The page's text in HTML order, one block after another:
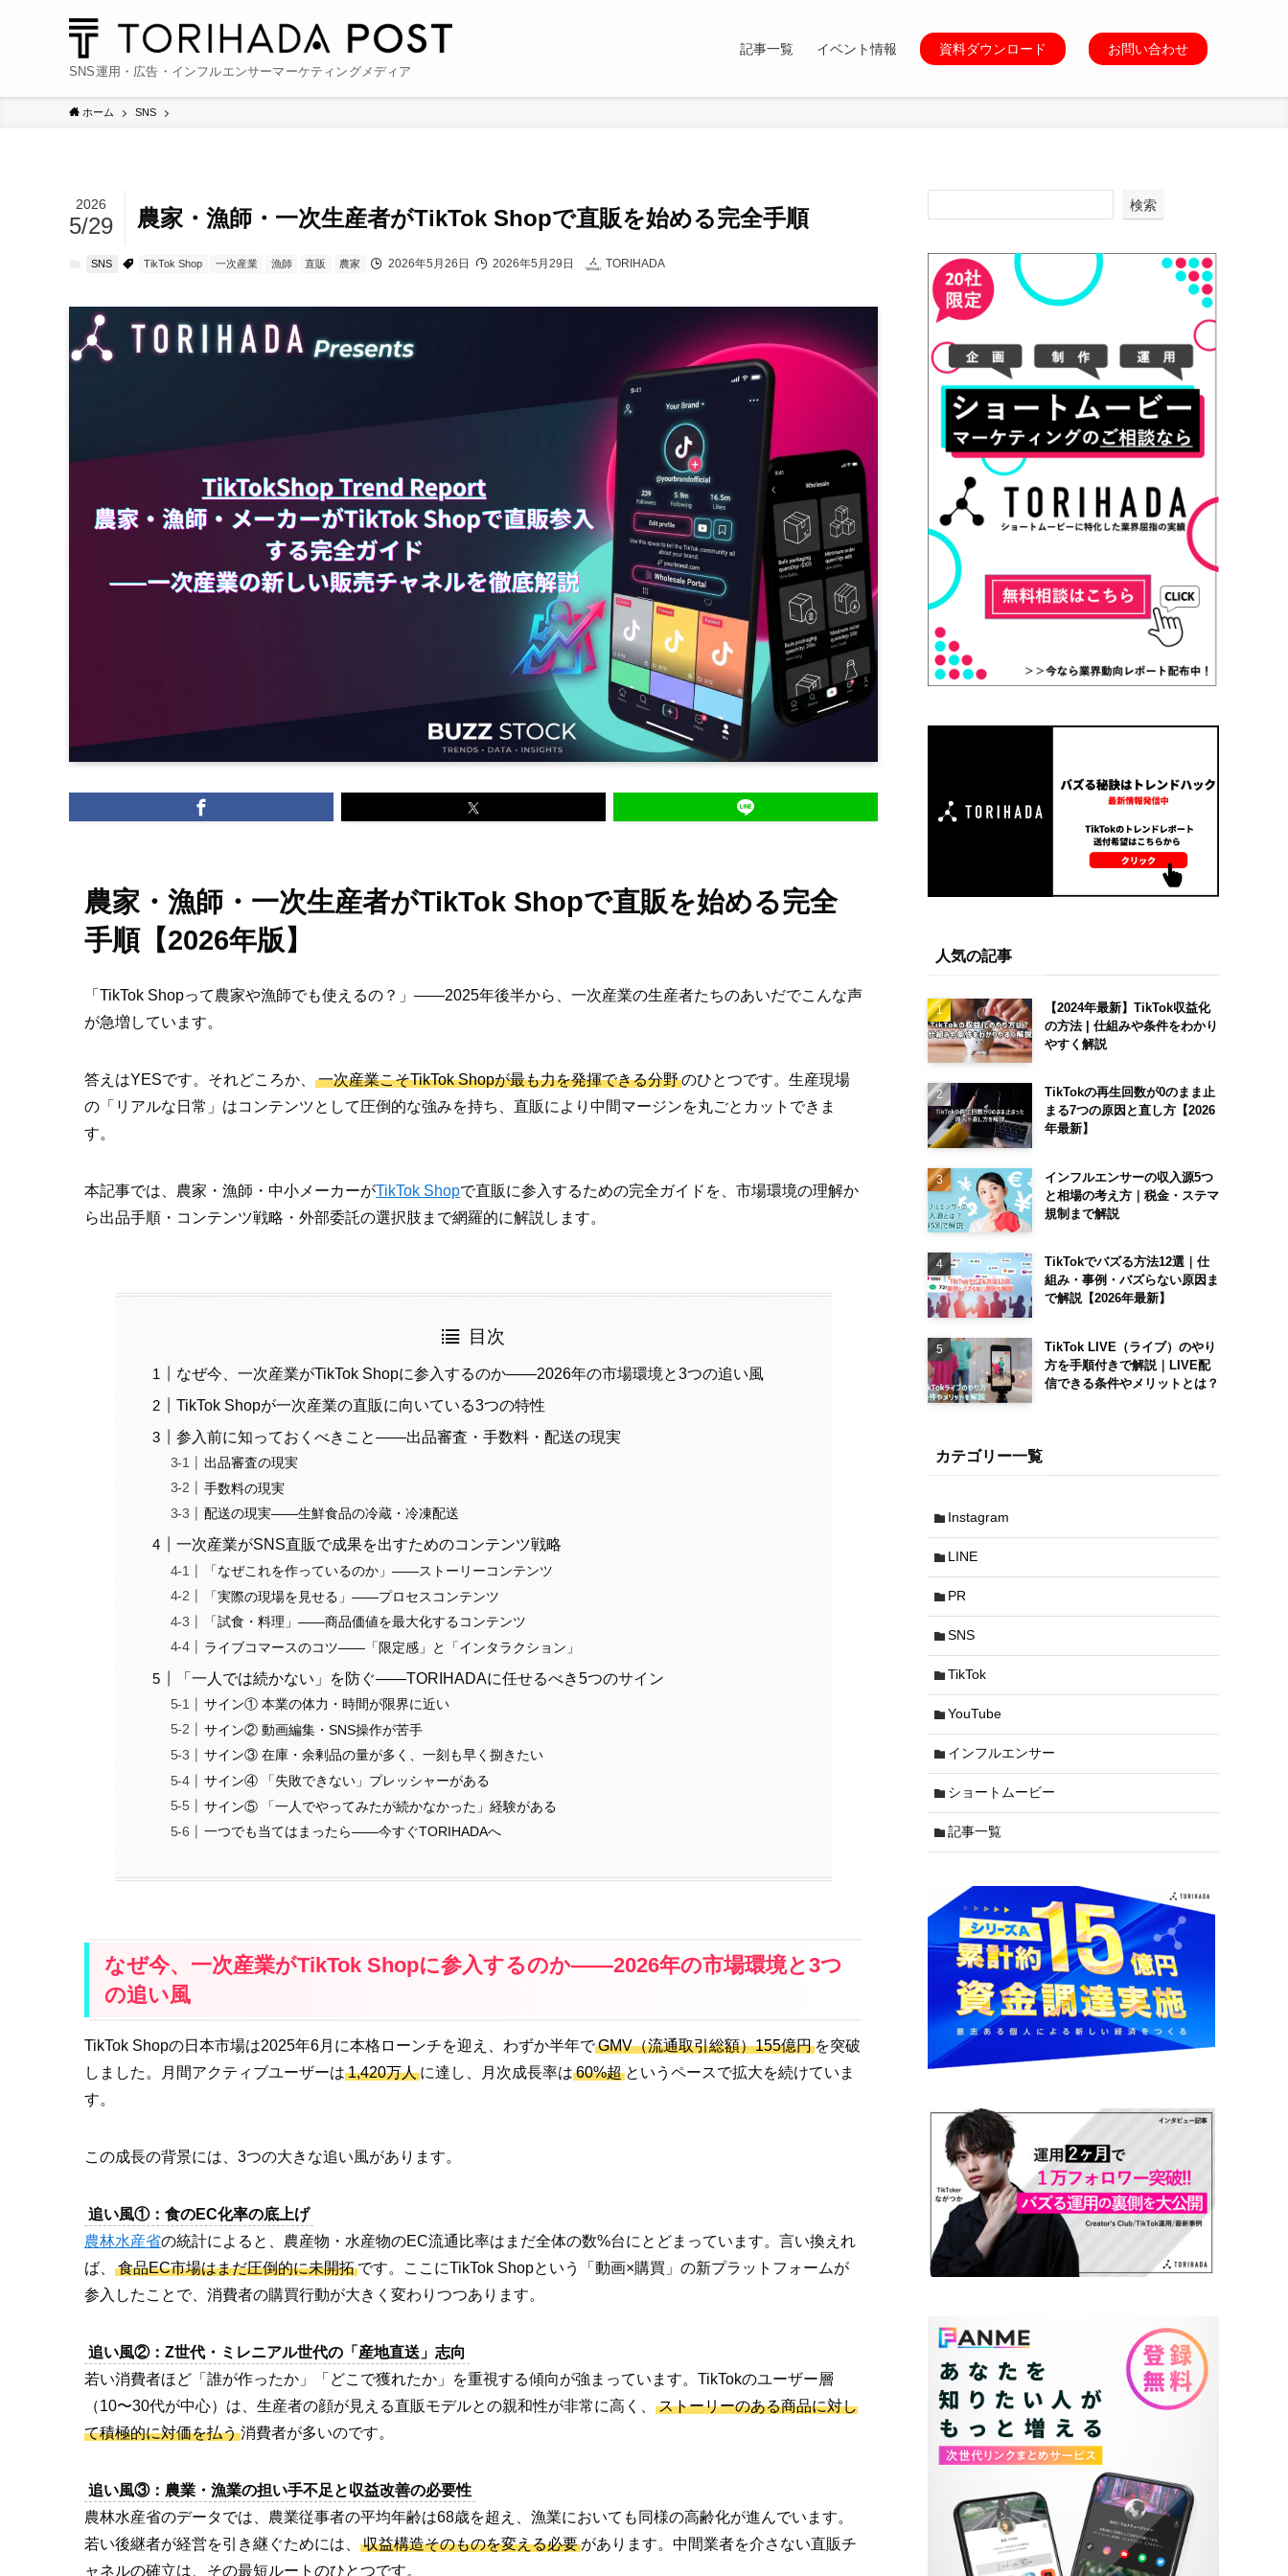
SNS運用・広告・インフルエンサーマーケティングメディア
記事一覧 イベント情報 資料ダウンロード お問い合わせ
ホーム SNS
農家・漁師・一次生産者がTikTok Shopで直販を始める完全手順
2026
5/29
SNS TikTok Shop 一次産業 漁師 直販 農家 2026年5月26日 2026年5月29日 TORIHADA
農家・漁師・一次生産者がTikTok Shopで直販を始める完全
手順【2026年版】
「TikTok Shopって農家や漁師でも使えるの？」——2025年後半から、一次産業の生産者たちのあいだでこんな声
が急増しています。
答えはYESです。それどころか、 一次産業こそTikTok Shopが最も力を発揮できる分野のひとつです。生産現場
の「リアルな日常」はコンテンツとして圧倒的な強みを持ち、直販により中間マージンを丸ごとカットできま
す。
本記事では、農家・漁師・中小メーカーがTikTok Shopで直販に参入するための完全ガイドを、市場環境の理解か
ら出品手順・コンテンツ戦略・外部委託の選択肢まで網羅的に解説します。
目次
なぜ今、一次産業がTikTok Shopに参入するのか——2026年の市場環境と3つの追い風
TikTok Shopが一次産業の直販に向いている3つの特性
参入前に知っておくべきこと——出品審査・手数料・配送の現実
出品審査の現実
手数料の現実
配送の現実——生鮮食品の冷蔵・冷凍配送
一次産業がSNS直販で成果を出すためのコンテンツ戦略
「なぜこれを作っているのか」——ストーリーコンテンツ
「実際の現場を見せる」——プロセスコンテンツ
「試食・料理」——商品価値を最大化するコンテンツ
ライブコマースのコツ——「限定感」と「インタラクション」
「一人では続かない」を防ぐ——TORIHADAに任せるべき5つのサイン
サイン① 本業の体力・時間が限界に近い
サイン② 動画編集・SNS操作が苦手
サイン③ 在庫・余剰品の量が多く、一刻も早く捌きたい
サイン④ 「失敗できない」プレッシャーがある
サイン⑤ 「一人でやってみたが続かなかった」経験がある
一つでも当てはまったら——今すぐTORIHADAへ
なぜ今、一次産業がTikTok Shopに参入するのか——2026年の市場環境と3つ
の追い風
TikTok Shopの日本市場は2025年6月に本格ローンチを迎え、わずか半年でGMV（流通取引総額）155億円 を突破
しました。月間アクティブユーザーは 1,420万人 に達し、月次成長率は 60%超 というペースで拡大を続けていま
す。
この成長の背景には、3つの大きな追い風があります。
追い風①：食のEC化率の底上げ
農林水産省の統計によると、農産物・水産物のEC流通比率はまだ全体の数%台にとどまっています。言い換えれ
ば、
食品EC市場はまだ圧倒的に未開拓 です。ここにTikTok Shopという「動画×購買」の新プラットフォームが
参入したことで、消費者の購買行動が大きく変わりつつあります。
追い風②：Z世代・ミレニアル世代の「産地直送」志向
若い消費者ほど「誰が作ったか」「どこで獲れたか」を重視する傾向が強まっています。TikTokのユーザー層
（10〜30代が中心）は、生産者の顔が見える直販モデルとの親和性が非常に高く、
ストーリーのある商品に対し
て積極的に対価を払う消費者が多いのです。
追い風③：農業・漁業の担い手不足と収益改善の必要性
農林水産省のデータでは、農業従事者の平均年齢は68歳を超え、漁業においても同様の高齢化が進んでいます。
若い後継者が経営を引き継ぐためには、
収益構造そのものを変える必要 があります。中間業者を介さない直販チ
ャネルの確立は、その最短ルートのひとつです。
検索
人気の記事
【2024年最新】TikTok収益化
の方法 | 仕組みや条件をわかり
やすく解説
TikTokの再生回数が0のまま止
まる7つの原因と直し方【2026
年最新】
インフルエンサーの収入源5つ
と相場の考え方｜税金・ステマ
規制まで解説
TikTokでバズる方法12選｜仕
組み・事例・バズらない原因ま
で解説【2026年最新】
TikTok LIVE（ライブ）のやり
方を手順付きで解説｜LIVE配
信できる条件やメリットとは？
カテゴリー一覧
Instagram
LINE
PR
SNS
TikTok
YouTube
インフルエンサー
ショートムービー
記事一覧